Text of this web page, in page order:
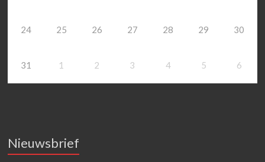
24 25 26 27 28 29 30
31 1 2 3 4 5 6
Nieuwsbrief